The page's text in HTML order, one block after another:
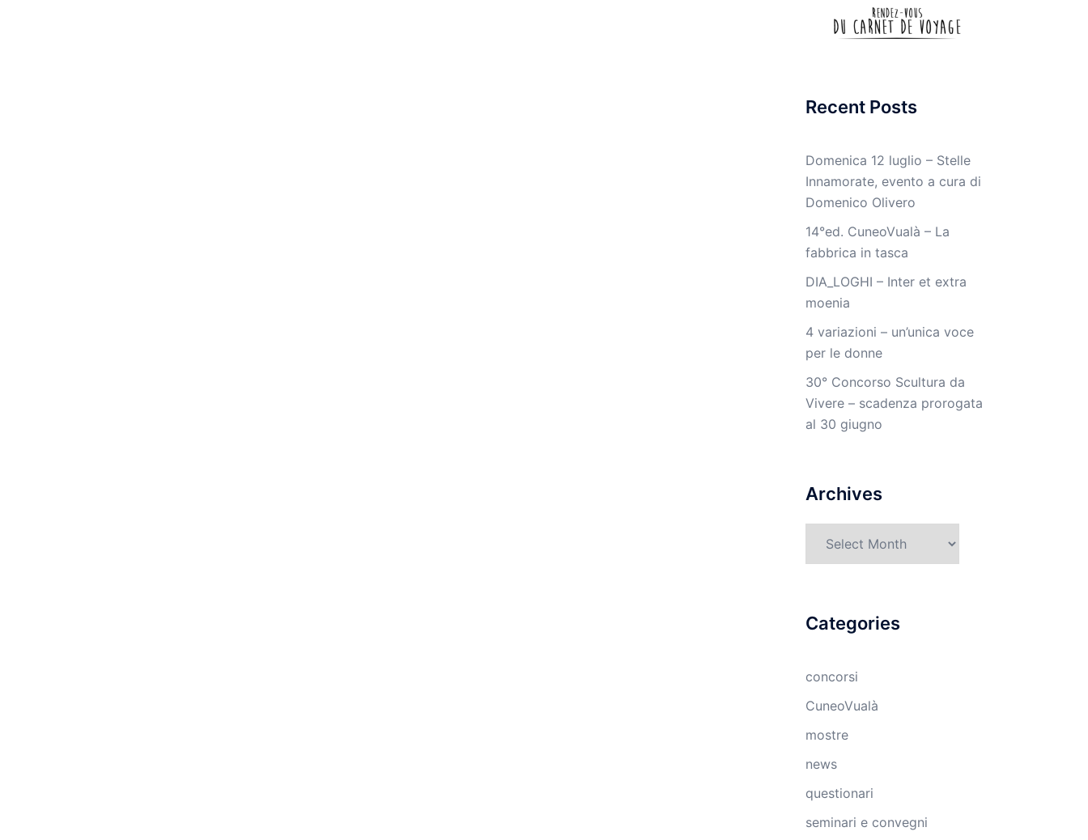
Recent Posts
Domenica 12 luglio – Stelle
Innamorate, evento a cura di
Domenico Olivero
14°ed. CuneoVualà – La
fabbrica in tasca
DIA_LOGHI – Inter et extra
moenia
4 variazioni – un’unica voce
per le donne
30° Concorso Scultura da
Vivere – scadenza prorogata
al 30 giugno
Archives
Categories
concorsi
CuneoVualà
mostre
news
questionari
seminari e convegni